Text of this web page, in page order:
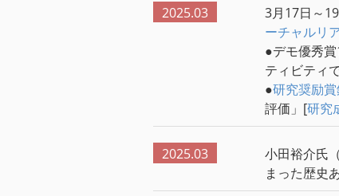
2025.03 3月17日～
ーチャルリ
●デモ優秀賞
ティビティ
●研究奨励
評価」[研究
2025.03 小田裕介氏（
まった歴史